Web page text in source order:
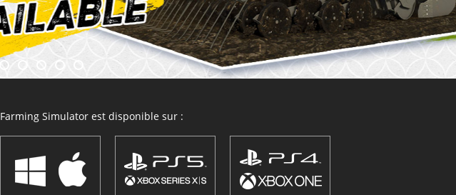
Farming Simulator est disponible sur :